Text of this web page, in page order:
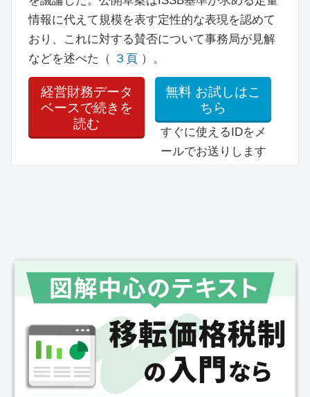
情報に代えて規模を表す定性的な表現を認めて
おり、これに対する賛否について事務局が見解
などを述べた（ ３頁 ）。
経営財務データ
ベースで続きを
読む
無料 お試しはこ
ちら
すぐに使えるIDをメ
ールでお送りします